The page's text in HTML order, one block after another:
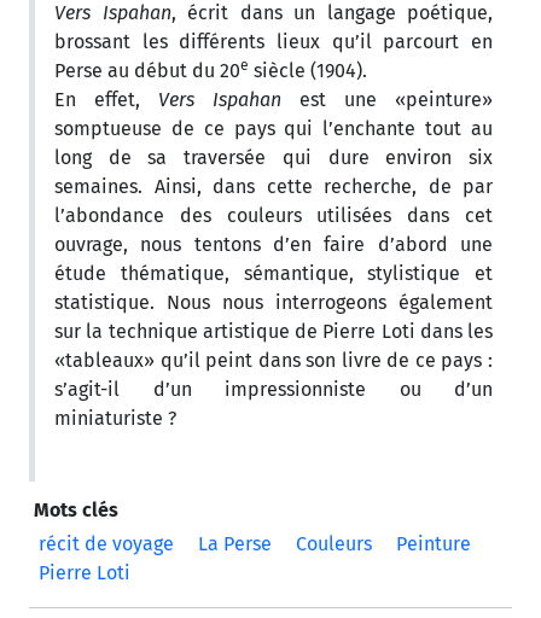
Vers Ispahan, écrit dans un langage poétique,
brossant les différents lieux qu’il parcourt en
Perse au début du 20e siècle (1904).
En effet, Vers Ispahan est une «peinture»
somptueuse de ce pays qui l’enchante tout au
long de sa traversée qui dure environ six
semaines. Ainsi, dans cette recherche, de par
l’abondance des couleurs utilisées dans cet
ouvrage, nous tentons d’en faire d’abord une
étude thématique, sémantique, stylistique et
statistique. Nous nous interrogeons également
sur la technique artistique de Pierre Loti dans les
«tableaux» qu’il peint dans son livre de ce pays :
s’agit-il d’un impressionniste ou d’un
miniaturiste ?
Mots clés
récit de voyage
La Perse Couleurs
Peinture
Pierre Loti